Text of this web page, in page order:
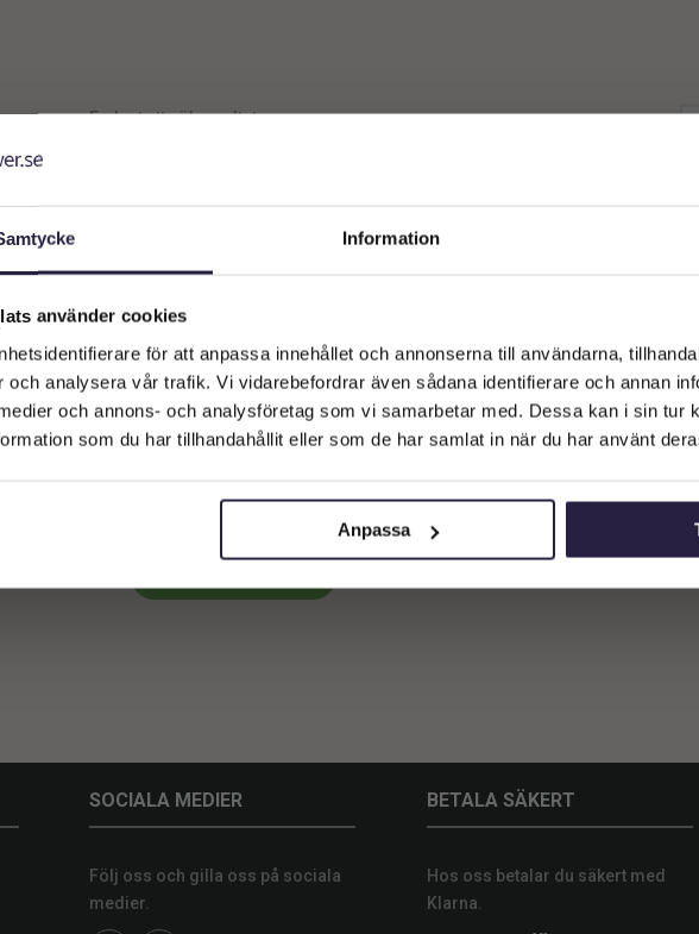
Information
använder cookies
för att anpassa innehållet och annonserna till användarna,
och analysera vår trafik. Vi vidarebefordrar även sådana identifierare och annan
och annons- och analysföretag som vi samarbetar med. Dessa kan i sin tur
som du har tillhandahållit eller som de har samlat in när du har använt
Anpassa
1
1
1
Endast ett sökresultat
189kr
SOCIALA MEDIER
Följ oss och gilla oss på sociala
medier.
BETALA SÄKERT
Hos oss betalar du säkert med
Klarna.
Välkommen till Webflower
Vilken typ av kund är du? Du kan alltid justera ditt val längst upp
Företagskund (exkl. moms)